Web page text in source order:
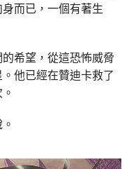
而已，一個有著生
希望，從這恐怖威脅
他已經在贊迪卡救了